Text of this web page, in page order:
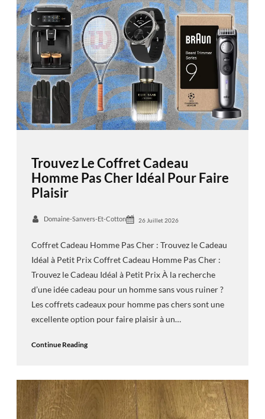
Trouvez Le Coffret Cadeau
Homme Pas Cher Idéal Pour Faire
Plaisir
Domaine-Sanvers-Et-Cotton 26 Juillet 2026
Coffret Cadeau Homme Pas Cher : Trouvez le Cadeau
Idéal à Petit Prix Coffret Cadeau Homme Pas Cher :
Trouvez le Cadeau Idéal à Petit Prix À la recherche
d’une idée cadeau pour un homme sans vous ruiner ?
Les coffrets cadeaux pour homme pas chers sont une
excellente option pour faire plaisir à un…
Continue Reading